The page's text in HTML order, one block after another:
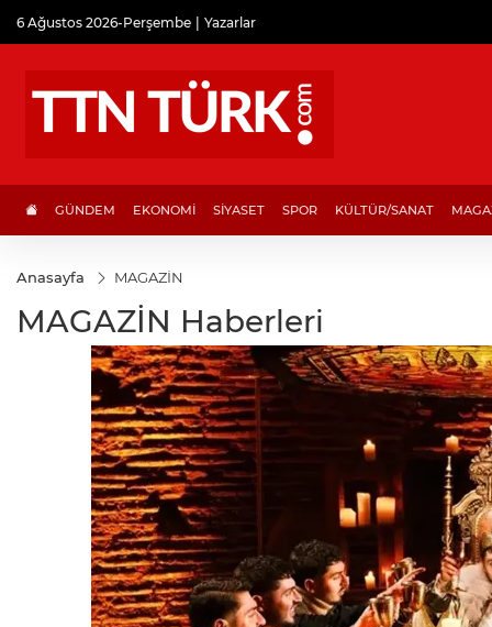
6 Ağustos 2026-Perşembe Yazarlar
GÜNDEM EKONOMİ SİYASET SPOR KÜLTÜR/SANAT
Anasayfa MAGAZİN
MAGAZİN Haberleri